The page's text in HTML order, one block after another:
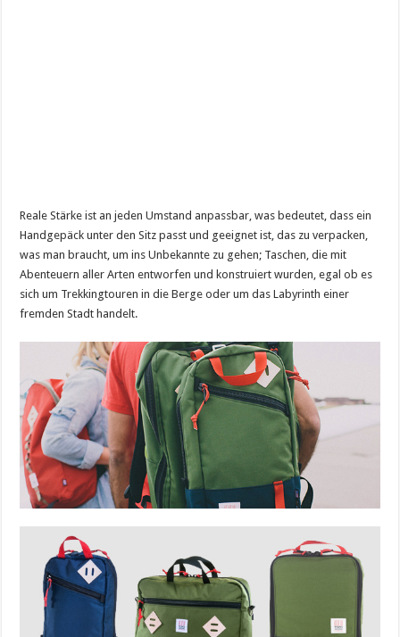
Reale Stärke ist an jeden Umstand anpassbar, was bedeutet, dass ein
Handgepäck unter den Sitz passt und geeignet ist, das zu verpacken,
was man braucht, um ins Unbekannte zu gehen; Taschen, die mit
Abenteuern aller Arten entworfen und konstruiert wurden, egal ob es
sich um Trekkingtouren in die Berge oder um das Labyrinth einer
fremden Stadt handelt.